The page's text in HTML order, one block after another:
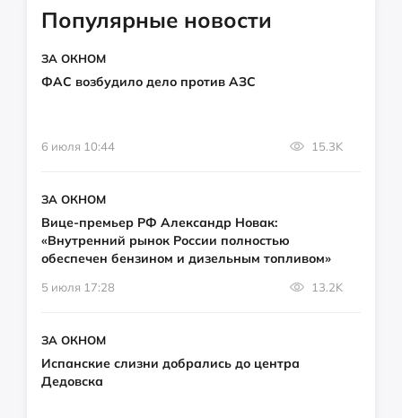
Популярные новости
ЗА ОКНОМ
ФАС возбудило дело против АЗС
6 июля 10:44 15.3K
ЗА ОКНОМ
Вице-премьер РФ Александр Новак:
«Внутренний рынок России полностью
обеспечен бензином и дизельным топливом»
5 июля 17:28 13.2K
ЗА ОКНОМ
Испанские слизни добрались до центра
Дедовска